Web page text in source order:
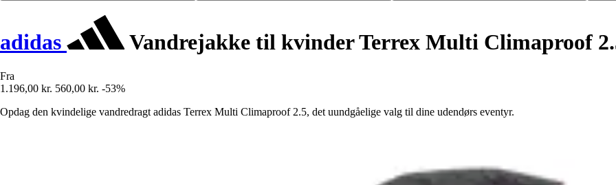
adidas Vandrejakke til kvinder Terrex Multi Climaproof
Fra
1.196,00 kr. 560,00 kr. -53%
Opdag den kvindelige vandredragt adidas Terrex Multi Climaproof 2.5, det uundgåelige valg til dine udendørs eventyr.